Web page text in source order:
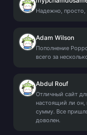
Надежно, просто,
Adam Wilson
Пополнение
всего за
Abdul Rouf
Отличный сайт
настоящий ли он,
сумму. Все
доволен.